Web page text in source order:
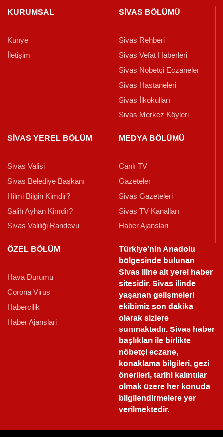
KURUMSAL
Künye
İletişim
SİVAS BÖLÜMÜ
Sivas Rehberi
Sivas Vefat Haberleri
Sivas Nöbetçi Eczaneler
Sivas Hastaneleri
Sivas İlkokulları
Sivas Merkez Köyleri
SİVAS YEREL BÖLÜM
Sivas Valisi
Sivas Belediye Başkanı
Hilmi Bilgin Kimdir?
Salih Ayhan Kimdir?
Sivas Valiliği Randevu
MEDYA BÖLÜMÜ
Canlı TV
Gazeteler
Sivas Gazeteleri
Sivas TV Kanalları
Haber Ajanslari
ÖZEL BÖLÜM
Hava Durumu
Corona Virüs
Habercilik
Haber Ajanslari
Türkiye'nin Anadolu
bölgesinde bulunan
Sivas iline ait yerel haber
sitesidir. Sivas ilinde
yaşanan gelişmeleri
ekibimiz son dakika
olarak sizlere
sunmaktadır.Sivas haber
başlıkları ile birlikte
nöbetçi eczane,
konaklama bilgileri, gezi
önerileri, tarihi kalıntılar
olmak üzere her konuda
bilgilendirmelere yer
verilmektedir.